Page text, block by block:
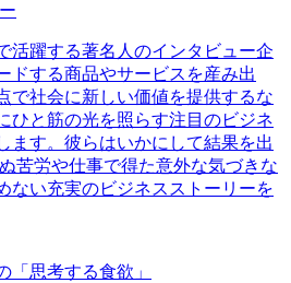
活躍する著名人のインタビュー企
ドする商品やサービスを産み出
で社会に新しい価値を提供するな
ひと筋の光を照らす注目のビジネ
ます。彼らはいかにして結果を出
苦労や仕事で得た意外な気づきな
ない充実のビジネスストーリーを
「思考する食欲」